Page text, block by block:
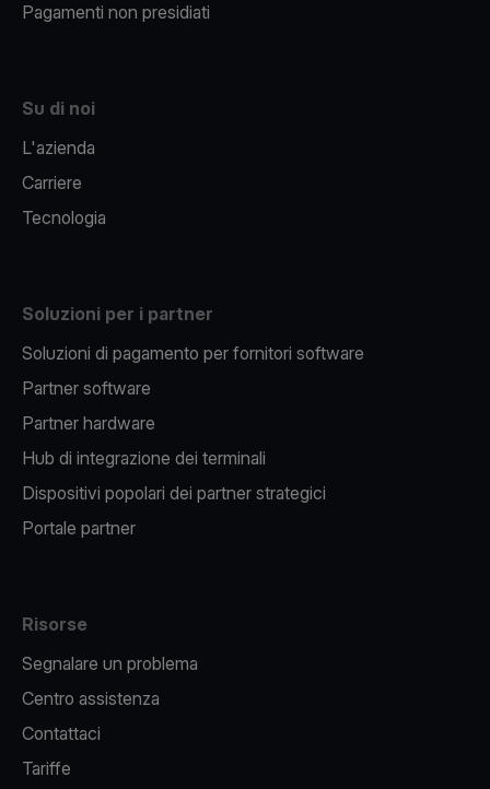
Pagamenti non presidiati
Su di noi
L'azienda
Carriere
Tecnologia
Soluzioni per i partner
Soluzioni di pagamento per fornitori software
Partner software
Partner hardware
Hub di integrazione dei terminali
Dispositivi popolari dei partner strategici
Portale partner
Risorse
Segnalare un problema
Centro assistenza
Contattaci
Tariffe